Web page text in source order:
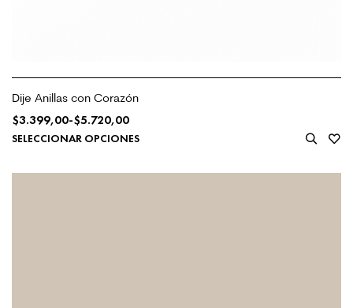
Dije Anillas con Corazón
$3.399,00-$5.720,00
SELECCIONAR OPCIONES